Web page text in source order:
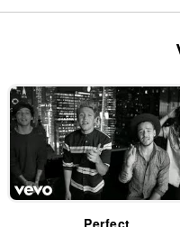
Perfect